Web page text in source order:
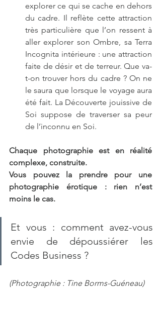
explorer ce qui se cache en dehors
du cadre. Il reflète cette attraction
très particulière que l’on ressent à
aller explorer son Ombre, sa Terra
Incognita intérieure : une attraction
faite de désir et de terreur. Que va-
t-on trouver hors du cadre ? On ne
le saura que lorsque le voyage aura
été fait. La Découverte jouissive de
Soi suppose de traverser sa peur
de l’inconnu en Soi.
Chaque photographie est en réalité
complexe, construite.
Vous pouvez la prendre pour une
photographie érotique : rien n’est
moins le cas.
Et vous : comment avez-vous
envie de dépoussiérer les
Codes Business ?
(Photographie : Tine Borms-Guéneau)